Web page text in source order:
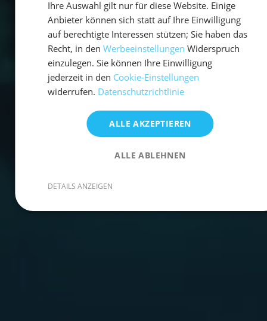
Ihre Auswahl gilt nur für diese Website. Einige
Anbieter können sich statt auf Ihre Einwilligung
auf berechtigte Interessen stützen; Sie haben das
Recht, in den Werbeeinstellungen Widerspruch
einzulegen. Sie können Ihre Einwilligung
jederzeit in den Cookie-Einstellungen
widerrufen. Datenschutzrichtlinie
ALLE AKZEPTIEREN
ALLE ABLEHNEN
DETAILS ANZEIGEN